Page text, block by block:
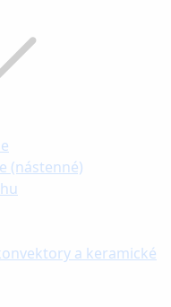
(nástenné)
a keramické